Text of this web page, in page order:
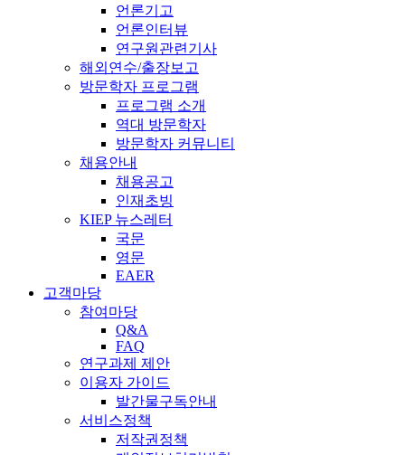
언론기고
언론인터뷰
연구원관련기사
해외연수/출장보고
방문학자 프로그램
프로그램 소개
역대 방문학자
방문학자 커뮤니티
채용안내
채용공고
인재초빙
KIEP 뉴스레터
국문
영문
EAER
고객마당
참여마당
Q&A
FAQ
연구과제 제안
이용자 가이드
발간물구독안내
서비스정책
저작권정책